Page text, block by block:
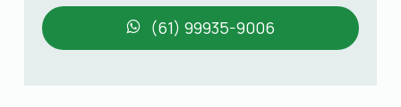
(61) 99935-9006